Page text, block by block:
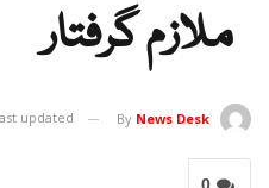
ملازم گرفتار
By News Desk
updated